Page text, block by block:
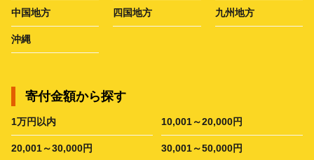
中国地方 四国地方 九州地方
沖縄
寄付金額から探す
1万円以内 10,001～20,000円
20,001～30,000円 30,001～50,000円